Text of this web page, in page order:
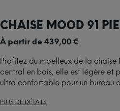
CHAISE MOOD 91
À partir de 439,00€
Profitez du moelleux de la chaise
central en bois, elle est légère et
ultra confortable pour un bureau
PLUS DE DÉTAILS